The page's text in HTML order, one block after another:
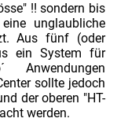
!! sondern bis
unglaubliche
Aus fünf (oder
ein System für
Anwendungen
sollte jedoch
der oberen "HT-
werden.